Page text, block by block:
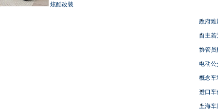
炫酷改装
政府难
自主
协管员
电动
概念车
进口车
上海